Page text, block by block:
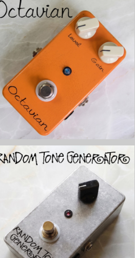
Octavian オクターブファズキット【B
ASIC KIT】
¥6,800
Random Tone Generator キット
【BASIC KIT】
¥5,000